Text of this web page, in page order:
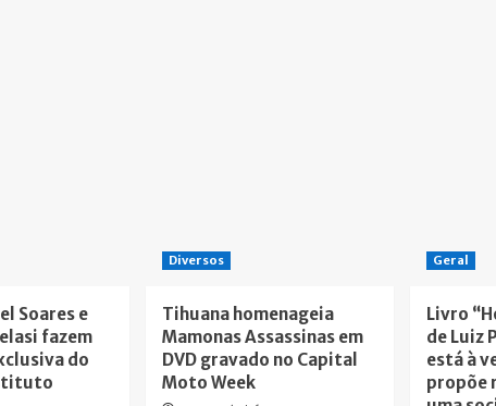
Soares e
fazem
do
Diversos
Tihuana homenageia
Mamonas Assassinas em
DVD gravado no Capital
Moto Week
Geral
Livro
de Luiz
está à
propõe